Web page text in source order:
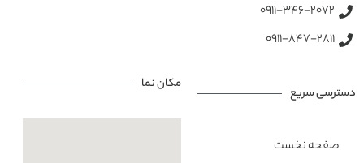
0911-346-2072
0911-847-2811
دسترسی سریع
صفحه نخست
مکان نما